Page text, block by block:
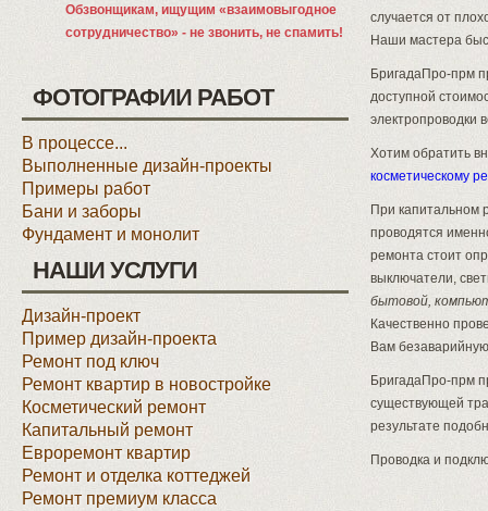
Обзвонщикам, ищущим «взаимовыгодное
сотрудничество» - не звонить, не спамить!
ФОТОГРАФИИ РАБОТ
В процессе...
Выполненные дизайн-проекты
Примеры работ
Бани и заборы
Фундамент и монолит
НАШИ УСЛУГИ
Дизайн-проект
Пример дизайн-проекта
Ремонт под ключ
Ремонт квартир в новостройке
Косметический ремонт
Капитальный ремонт
Евроремонт квартир
Ремонт и отделка коттеджей
Ремонт премиум класса
случается от
Наши мастера
БригадаПро-прм
доступной
электропроводки
Хотим обратить
косметическому
При капитальном
проводятся
ремонта стоит
выключатели,
бытовой,
Качественно
Вам
БригадаПро-прм
существующей
результате
Проводка и